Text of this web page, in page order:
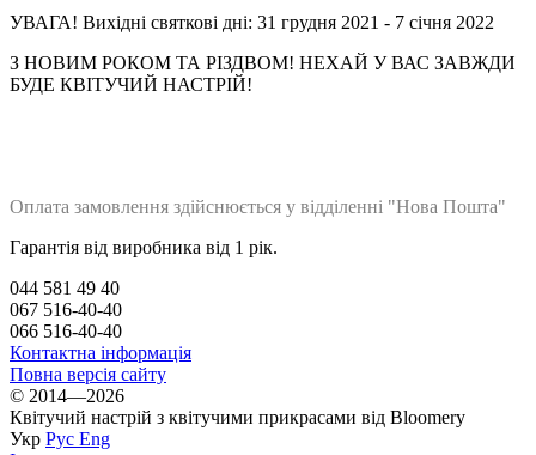
УВАГА! Вихідні святкові дні: 31 грудня 2021 - 7 січня 2022
З НОВИМ РОКОМ ТА РІЗДВОМ! НЕХАЙ У ВАС ЗАВЖДИ
БУДЕ КВІТУЧИЙ НАСТРІЙ!
Оплата замовлення здійснюється у відділенні "Нова Пошта"
Гарантія від виробника від 1 рік.
044 581 49 40
067 516-40-40
066 516-40-40
Контактна інформація
Повна версія сайту
© 2014—2026
Квітучий настрій з квітучими прикрасами від Bloomery
Укр Рус Eng